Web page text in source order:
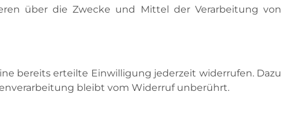
über die Zwecke und Mittel der Verarbeitung von
bereits erteilte Einwilligung jederzeit widerrufen. Dazu
bleibt vom Widerruf unberührt.